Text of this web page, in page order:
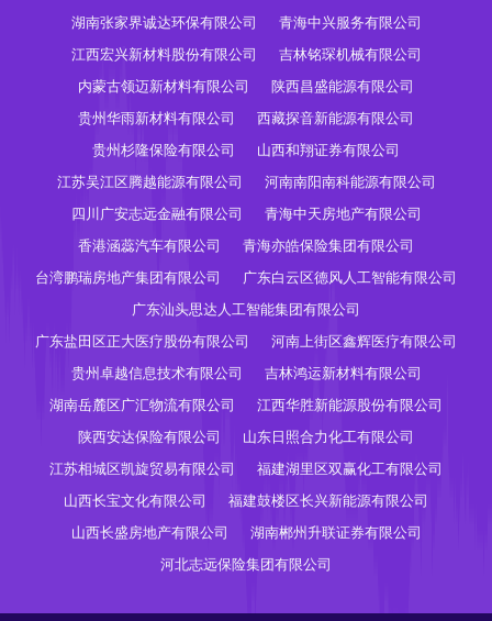
湖南张家界诚达环保有限公司
青海中兴服务有限公司
江西宏兴新材料股份有限公司
吉林铭琛机械有限公司
内蒙古领迈新材料有限公司
陕西昌盛能源有限公司
贵州华雨新材料有限公司
西藏探音新能源有限公司
贵州杉隆保险有限公司
山西和翔证券有限公司
江苏吴江区腾越能源有限公司
河南南阳南科能源有限公司
四川广安志远金融有限公司
青海中天房地产有限公司
香港涵蕊汽车有限公司
青海亦皓保险集团有限公司
台湾鹏瑞房地产集团有限公司
广东白云区德风人工智能有限公司
广东汕头思达人工智能集团有限公司
广东盐田区正大医疗股份有限公司
河南上街区鑫辉医疗有限公司
贵州卓越信息技术有限公司
吉林鸿运新材料有限公司
湖南岳麓区广汇物流有限公司
江西华胜新能源股份有限公司
陕西安达保险有限公司
山东日照合力化工有限公司
江苏相城区凯旋贸易有限公司
福建湖里区双赢化工有限公司
山西长宝文化有限公司
福建鼓楼区长兴新能源有限公司
山西长盛房地产有限公司
湖南郴州升联证券有限公司
河北志远保险集团有限公司